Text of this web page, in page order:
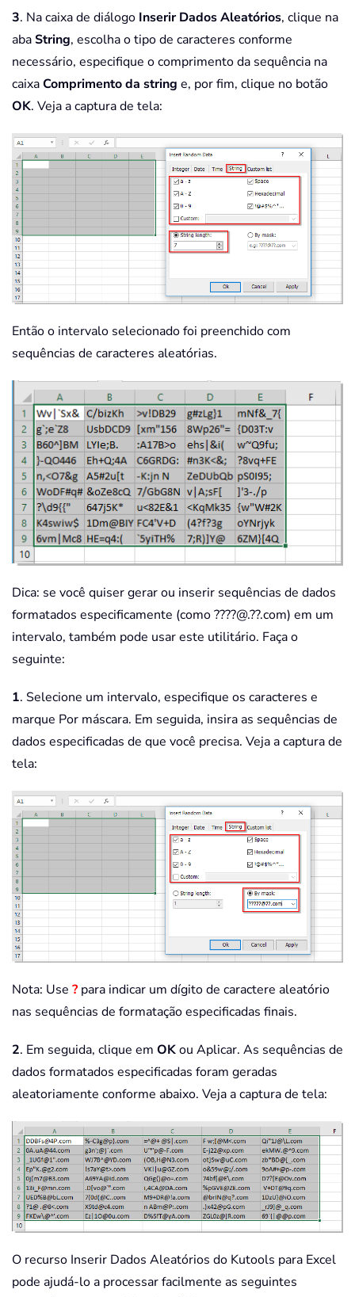
3. Na caixa de diálogo Inserir Dados Aleatórios, clique na
abaString, escolha o tipo de caracteres conforme
necessário, especifique o comprimento da sequência na
caixaComprimento da string e, por fim, clique no botão
OK. Veja a captura de tela:
Então o intervalo selecionado foi preenchido com
sequências de caracteres aleatórias.
Dica: se você quiser gerar ou inserir sequências de dados
formatados especificamente (como ????@.??.com) em um
intervalo, também pode usar este utilitário. Faça o
seguinte:
1. Selecione um intervalo, especifique os caracteres e
marque Por máscara. Em seguida, insira as sequências de
dados especificadas de que você precisa. Veja a captura de
tela:
Nota: Use ? para indicar um dígito de caractere aleatório
nas sequências de formatação especificadas finais.
2. Em seguida, clique em OKou Aplicar. As sequências de
dados formatados especificadas foram geradas
aleatoriamente conforme abaixo. Veja a captura de tela:
O recurso Inserir Dados Aleatórios do Kutools para Excel
pode ajudá-lo a processar facilmente as seguintes